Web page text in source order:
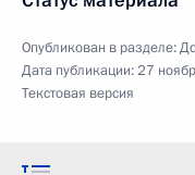
Опубликован в разделе:
Дата публикации:27
Текстовая версия